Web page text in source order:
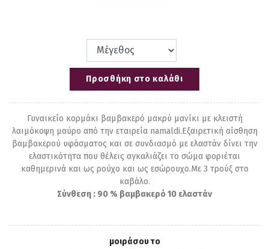
Προσθήκη στο καλάθι
Γυναικείο κορμάκι βαμβακερό μακρύ μανίκι με κλειστή
λαιμόκοψη μαύρο από την εταιρεία namaldi.Εξαιρετική αίσθηση
βαμβακερού υφάσματος και σε συνδιασμό με ελαστάν δίνει την
ελαστικότητα που θέλεις αγκαλιάζει το σώμα φοριέται
καθημερινά και ως ρούχο και ως εσώρουχο.Με 3 τρούξ στο
καβάλο.
Σύνθεση : 90 % βαμβακερό 10 ελαστάν
μοιράσου το